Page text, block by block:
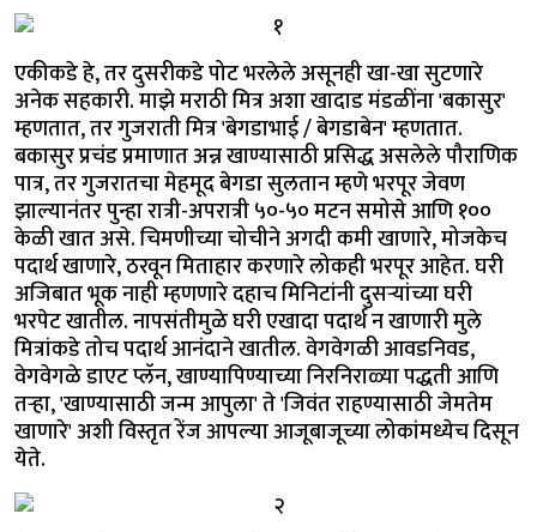
एकीकडे हे, तर दुसरीकडे पोट भरलेले असूनही खा-खा सुटणारे
अनेक सहकारी. माझे मराठी मित्र अशा खादाड मंडळींना 'बकासुर'
म्हणतात, तर गुजराती मित्र 'बेगडाभाई / बेगडाबेन' म्हणतात.
बकासुर प्रचंड प्रमाणात अन्न खाण्यासाठी प्रसिद्ध असलेले पौराणिक
पात्र, तर गुजरातचा मेहमूद बेगडा सुलतान म्हणे भरपूर जेवण
झाल्यानंतर पुन्हा रात्री-अपरात्री ५०-५० मटन समोसे आणि १००
केळी खात असे. चिमणीच्या चोचीने अगदी कमी खाणारे, मोजकेच
पदार्थ खाणारे, ठरवून मिताहार करणारे लोकही भरपूर आहेत. घरी
अजिबात भूक नाही म्हणणारे दहाच मिनिटांनी दुसऱ्यांच्या घरी
भरपेट खातील. नापसंतीमुळे घरी एखादा पदार्थ न खाणारी मुले
मित्रांकडे तोच पदार्थ आनंदाने खातील. वेगवेगळी आवडनिवड,
वेगवेगळे डाएट प्लॅन, खाण्यापिण्याच्या निरनिराळ्या पद्धती आणि
तऱ्हा, 'खाण्यासाठी जन्म आपुला' ते 'जिवंत राहण्यासाठी जेमतेम
खाणारे' अशी विस्तृत रेंज आपल्या आजूबाजूच्या लोकांमध्येच दिसून
येते.